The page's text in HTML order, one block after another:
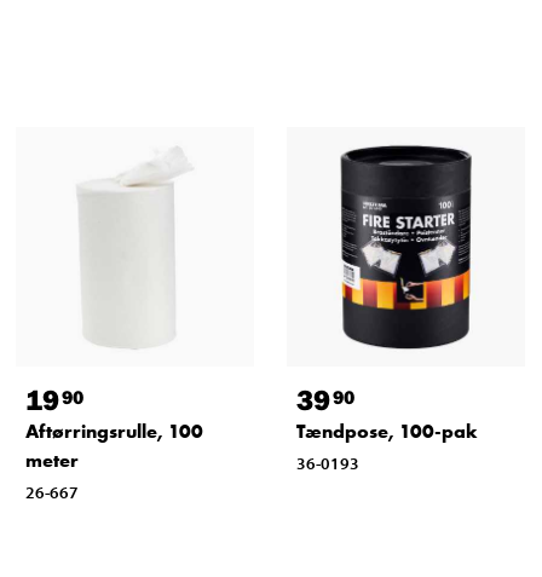
1990
Aftørringsrulle, 100
meter
26-667
3990
Tændpose, 100-pak
36-0193